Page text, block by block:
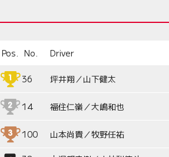
Pos. No. Driver
36 坪井翔／山下健太
14 福住仁嶺／大嶋和也
100 山本尚貴／牧野任祐